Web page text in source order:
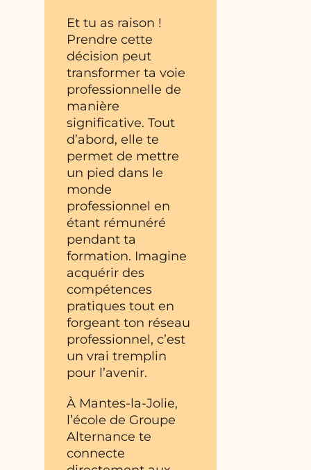
Et tu as raison !
Prendre cette
décision peut
transformer ta voie
professionnelle de
manière
significative. Tout
d’abord, elle te
permet de mettre
un pied dans le
monde
professionnel en
étant rémunéré
pendant ta
formation. Imagine
acquérir des
compétences
pratiques tout en
forgeant ton réseau
professionnel, c’est
un vrai tremplin
pour l’avenir.
À Mantes-la-Jolie,
l’école de Groupe
Alternance te
connecte